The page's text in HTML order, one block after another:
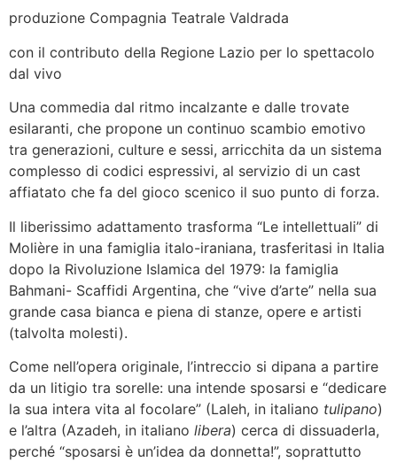
produzione Compagnia Teatrale Valdrada
con il contributo della Regione Lazio per lo spettacolo
dal vivo
Una commedia dal ritmo incalzante e dalle trovate
esilaranti, che propone un continuo scambio emotivo
tra generazioni, culture e sessi, arricchita da un sistema
complesso di codici espressivi, al servizio di un cast
affiatato che fa del gioco scenico il suo punto di forza.
Il liberissimo adattamento trasforma “Le intellettuali” di
Molière in una famiglia italo-iraniana, trasferitasi in Italia
dopo la Rivoluzione Islamica del 1979: la famiglia
Bahmani- Scaffidi Argentina, che “vive d’arte” nella sua
grande casa bianca e piena di stanze, opere e artisti
(talvolta molesti).
Come nell’opera originale, l’intreccio si dipana a partire
da un litigio tra sorelle: una intende sposarsi e “dedicare
la sua intera vita al focolare” (Laleh, in italiano tulipano)
e l’altra (Azadeh, in italiano libera) cerca di dissuaderla,
perché “sposarsi è un’idea da donnetta!”, soprattutto